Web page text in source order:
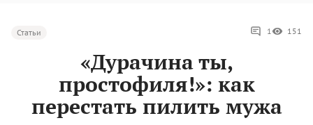
Статьи 1 151
«Дурачина ты,
простофиля!»: как
перестать пилить мужа